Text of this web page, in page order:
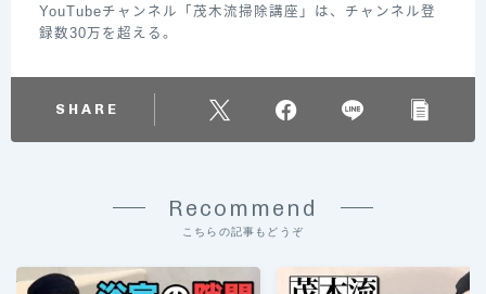
YouTubeチャンネル「茂木流掃除講座」は、チャンネル登
録数30万を超える。
SHARE
Recommend
こちらの記事もどうぞ